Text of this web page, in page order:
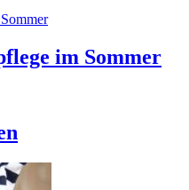
im Sommer